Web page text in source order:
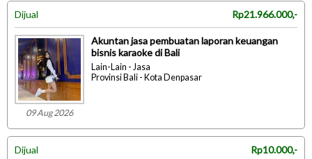
Dijual Rp21.966.000,-
09 Aug 2026
Akuntan jasa pembuatan laporan keuangan
bisnis karaoke di Bali
Lain-Lain - Jasa
Provinsi Bali - Kota Denpasar
Dijual Rp10.000,-